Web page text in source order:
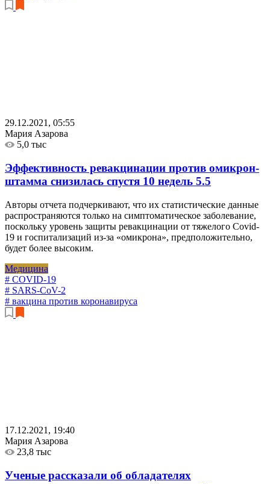
29.12.2021, 05:55
Мария Азарова
5,0 тыс
Эффективность ревакцинации против омикрон-
штамма снизилась спустя 10 недель 5.5
Авторы отчета подчеркивают, что их статистические данные
распространяются только на симптоматическое заболевание,
поскольку уровень защиты ревакцинации от тяжелого Covid-
19 и госпитализаций из-за «омикрона», предположительно,
будет более высоким.
Медицина
# COVID-19
# SARS-CoV-2
# вакцина против коронавируса
17.12.2021, 19:40
Мария Азарова
23,8 тыс
Ученые рассказали об обладателях